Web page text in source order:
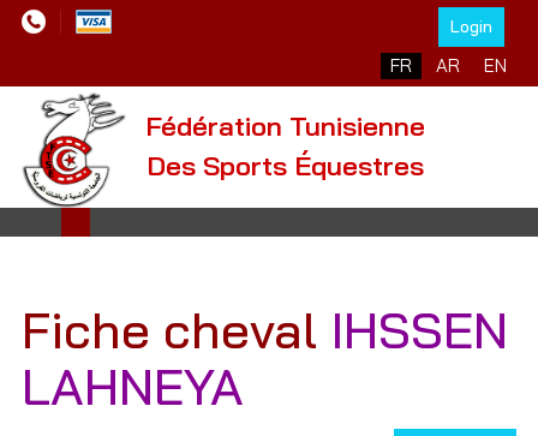
Login
Sélectionnez votre
FR AR EN
Fédération Tunisienne
Des Sports Équestres
Fiche cheval IHSSEN
LAHNEYA